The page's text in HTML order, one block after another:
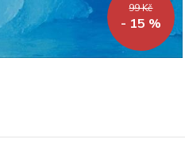
99 Kč
- 15 %